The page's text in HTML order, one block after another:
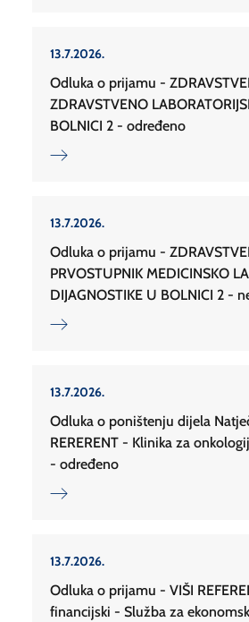
13.7.2026.
Odluka o prijamu -
ZDRAVSTVENO
BOLNICI 2 - određeno
13.7.2026.
Odluka o prijamu -
PRVOSTUPNIK MEDICINSKO
DIJAGNOSTIKE U BOLNICI 2 -
13.7.2026.
Odluka o poništenju dijela
RERERENT - Klinika za
- određeno
13.7.2026.
Odluka o prijamu - VIŠI
financijski - Služba za